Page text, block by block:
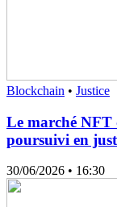
Blockchain • Justice
Le marché NFT
poursuivi en
30/06/2026 • 16:30